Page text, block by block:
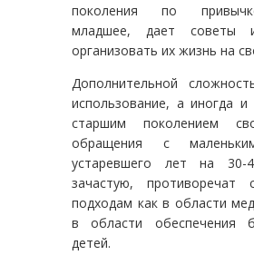
поколения по
младшее, дает советы
организовать их жизнь на
Дополнительной
использование, а иногда и
старшим поколением
обращения с
устаревшего лет на 30-
зачастую, противоречат
подходам как в области
в области обеспечения
детей.